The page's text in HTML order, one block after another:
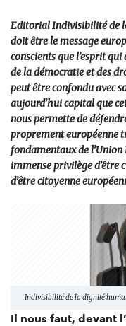
Editorial Indivisibilité de
doit être le message
conscients que l’esprit
de la démocratie et des
peut être confondu avec
aujourd’hui capital que
nous permette de
proprement européenne
fondamentaux de l’Union
immense privilège d’être
d’être citoyenne
Indivisibilité de la dignité
Il nous faut, devant